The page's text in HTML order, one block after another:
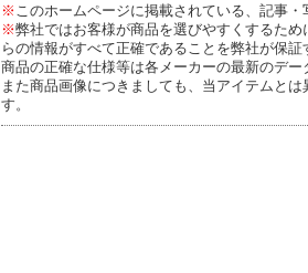
※ このホームページに掲載されている、記事
※弊社ではお客様が商品を選びやすくするた
らの情報がすべて正確であることを弊社が保
商品の正確な仕様等は各メーカーの最新のデ
また商品画像につきましても、当アイテムと
す。